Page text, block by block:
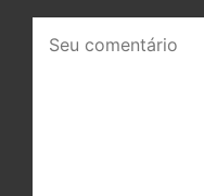
comentário: